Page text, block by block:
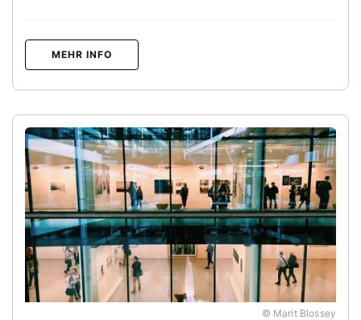
MEHR INFO
© Marit Blossey